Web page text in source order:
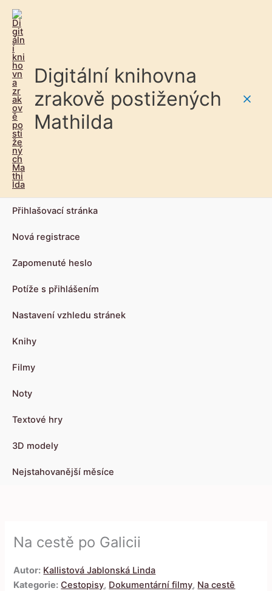
Digitální knihovna
zrakově postižených
Mathilda
Přihlašovací stránka
Nová registrace
Zapomenuté heslo
Potíže s přihlášením
Nastavení vzhledu stránek
Knihy
Filmy
Noty
Textové hry
3D modely
Nejstahovanější měsíce
Na cestě po Galicii
Autor: Kallistová Jablonská Linda
Kategorie: Cestopisy, Dokumentární filmy, Na cestě